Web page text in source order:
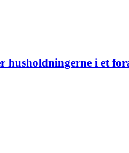
husholdningerne i et